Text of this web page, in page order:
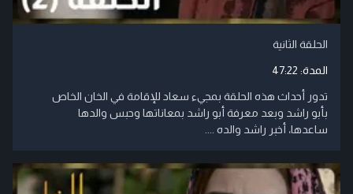
الحلقة الثانية
المدة: 47:22
تدور أحداث هذه الحلقة بمجيء سعاد للإقامة في الخان الخاص
بأبو راشد وبعد معرفة أبو راشد بمعاناتها وحبس والدها
ساعدها، أخبر راشد والده ....